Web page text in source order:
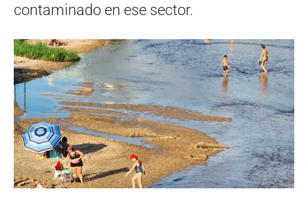
contaminado en ese sector.